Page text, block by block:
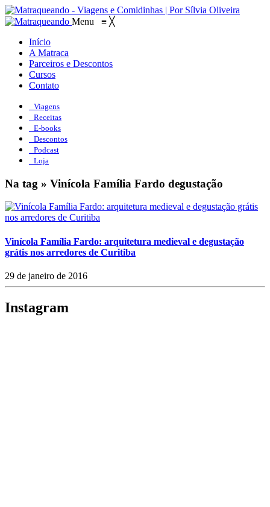
Menu ≡ ╳
Início
A Matraca
Parceiros e Descontos
Cursos
Contato
Viagens
Receitas
E-books
Descontos
Podcast
Loja
Na tag » Vinícola Família Fardo degustação
Vinícola Família Fardo: arquitetura medieval e degustação
grátis nos arredores de Curitiba
29 de janeiro de 2016
Instagram